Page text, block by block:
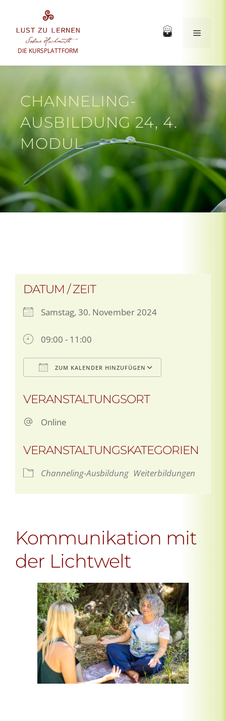
springen
DIE KURSPLATTFORM
Menü
CHANNELING-
AUSBILDUNG 24, 4.
MODUL
DATUM / ZEIT
Samstag, 30. November 2024
09:00 - 11:00
ZUM KALENDER HINZUFÜGEN
VERANSTALTUNGSORT
Online
VERANSTALTUNGSKATEGORIEN
Channeling-Ausbildung Weiterbildungen
Kommunikation mit
der Lichtwelt